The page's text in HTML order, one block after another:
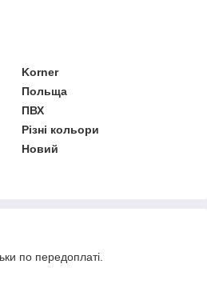
Korner
Польща
ПВХ
Різні кольори
Новий
по передоплаті.